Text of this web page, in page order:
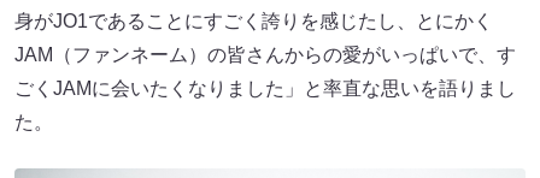
身がJO1であることにすごく誇りを感じたし、とにかく
JAM（ファンネーム）の皆さんからの愛がいっぱいで、す
ごくJAMに会いたくなりました」と率直な思いを語りまし
た。